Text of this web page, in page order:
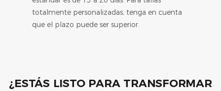
totalmente personalizadas, tenga en cuenta
que el plazo puede ser superior.
¿ESTÁS LISTO PARA TRANSFORMAR